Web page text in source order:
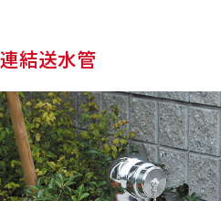
連結送水管